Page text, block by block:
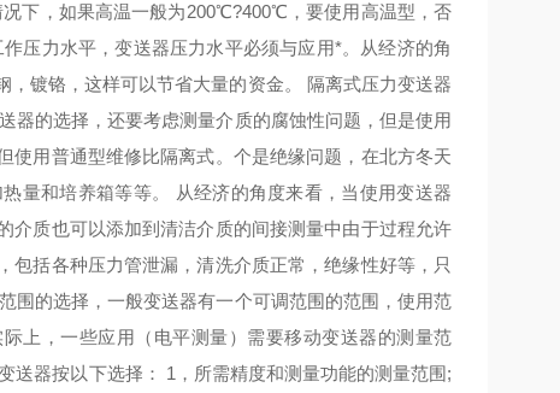
下，如果高温一般为200℃?400℃，要使用高温型，否
压力水平，变送器压力水平必须与应用*。从经济的角
镀铬，这样可以节省大量的资金。 隔离式压力变送器
器的选择，还要考虑测量介质的腐蚀性问题，但是使用
使用普通型维修比隔离式。个是绝缘问题，在北方冬天
量和培养箱等等。 从经济的角度来看，当使用变送器
介质也可以添加到清洁介质的间接测量中由于过程允许
括各种压力管泄漏，清洗介质正常，绝缘性好等，只
围的选择，一般变送器有一个可调范围的范围，使用范
上，一些应用（电平测量）需要移动变送器的测量范
送器按以下选择： 1，所需精度和测量功能的测量范围;